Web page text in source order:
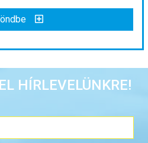
Taskent
HÍRLEVELÜNKRE!